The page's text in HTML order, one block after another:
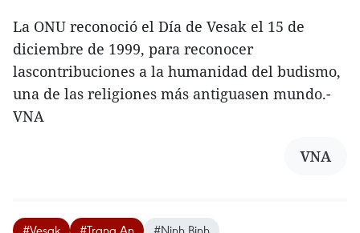
La ONU reconoció el Día de Vesak el 15 de
diciembre de 1999, para reconocer
lascontribuciones a la humanidad del budismo,
una de las religiones más antiguasen mundo.-
VNA
VNA
#Vesak #Trang An #Ninh Binh